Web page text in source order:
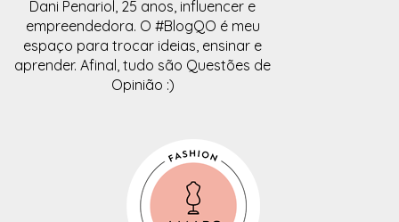
Dani Penariol, 25 anos, influencer e
empreendedora. O #BlogQO é meu
espaço para trocar ideias, ensinar e
aprender. Afinal, tudo são Questões de
Opinião :)